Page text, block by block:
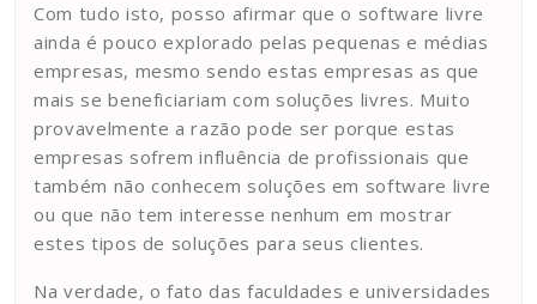
Com tudo isto, posso afirmar que o software livre
ainda é pouco explorado pelas pequenas e médias
empresas, mesmo sendo estas empresas as que
mais se beneficiariam com soluções livres. Muito
provavelmente a razão pode ser porque estas
empresas sofrem influência de profissionais que
também não conhecem soluções em software livre
ou que não tem interesse nenhum em mostrar
estes tipos de soluções para seus clientes.
Na verdade, o fato das faculdades e universidades